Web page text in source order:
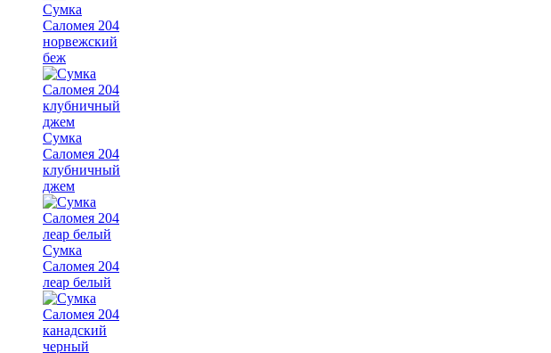
Сумка
Саломея 204
норвежский
беж
Сумка
Саломея 204
клубничный
джем
Сумка
Саломея 204
леар белый